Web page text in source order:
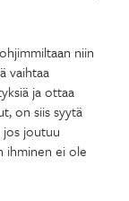
niin
vaihtaa
ja ottaa
on siis syytä
joutuu
ihminen ei ole